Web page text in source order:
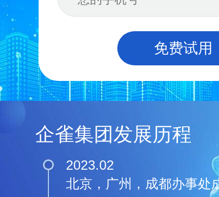
免费试用
企雀集团发展历程
2023.02
北京，广州，成都办事处